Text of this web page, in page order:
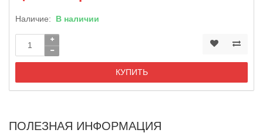
Наличие: В наличии
КУПИТЬ
ПОЛЕЗНАЯ ИНФОРМАЦИЯ